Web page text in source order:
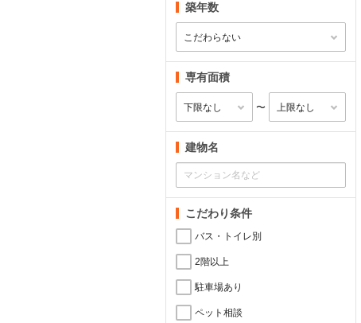
築年数
専有面積
〜
建物名
こだわり条件
バス・トイレ別
2階以上
駐車場あり
ペット相談